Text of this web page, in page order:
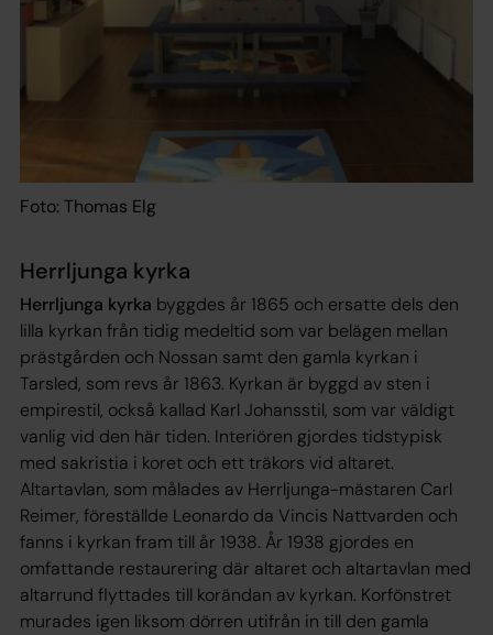
Foto: Thomas Elg
Herrljunga kyrka
Herrljunga kyrka byggdes år 1865 och ersatte dels den
lilla kyrkan från tidig medeltid som var belägen mellan
prästgården och Nossan samt den gamla kyrkan i
Tarsled, som revs år 1863. Kyrkan är byggd av sten i
empirestil, också kallad Karl Johansstil, som var väldigt
vanlig vid den här tiden. Interiören gjordes tidstypisk
med sakristia i koret och ett träkors vid altaret.
Altartavlan, som målades av Herrljunga-mästaren Carl
Reimer, föreställde Leonardo da Vincis Nattvarden och
fanns i kyrkan fram till år 1938. År 1938 gjordes en
omfattande restaurering där altaret och altartavlan med
altarrund flyttades till korändan av kyrkan. Korfönstret
murades igen liksom dörren utifrån in till den gamla